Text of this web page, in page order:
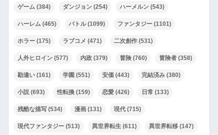
ゲーム(384) ダンジョン(254) ハーメルン(543)
ハーレム(465) バトル(1099) ファンタジー(1101)
ホラー(175) ラブコメ (471) 二次創作(531)
人外ヒロイン(577) 内政(379) 冒険(760) 冒険者(358)
勘違い(161) 学園 (551) 安価(443) 完結済み(380)
小説(693) 性転換(159) 恋愛(426) 日常 (133)
残酷な描写(534) 漫画(131) 現代(715)
現代ファンタジー(513) 異世界転生(611) 異世界転移(147)